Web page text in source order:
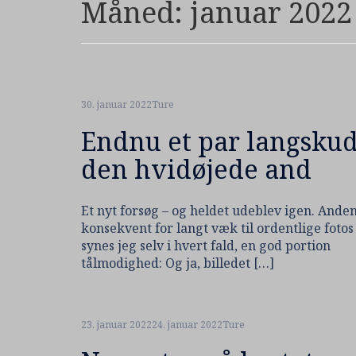
Måned: januar 2022
30. januar 2022Ture
Endnu et par
den hvidøjede and
Et nyt forsøg – og heldet udeblev igen.
konsekvent for langt væk til ordentlige fotos
synes jeg selv i hvert fald, en god portion
tålmodighed: Og ja, billedet […]
23. januar 202224. januar 2022Ture